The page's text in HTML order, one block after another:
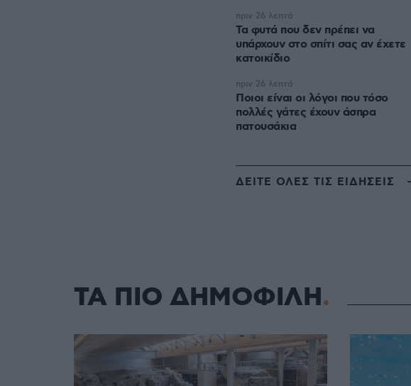
Τα φυτά που δεν πρέπει να
υπάρχουν στο σπίτι σας αν έχετε
κατοικίδιο
πριν 26 λεπτά
Ποιοι είναι οι λόγοι που τόσο
πολλές γάτες έχουν άσπρα
πατουσάκια
πριν 26 λεπτά
ΔΕΙΤΕ ΟΛΕΣ ΤΙΣ ΕΙΔΗΣΕΙΣ
ΤΑ ΠΙΟ ΔΗΜΟΦΙΛΗ